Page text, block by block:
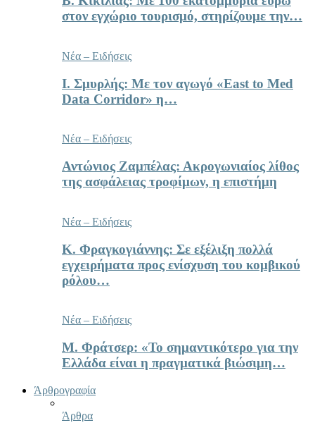
στον εγχώριο τουρισμό, στηρίζουμε την…
Νέα – Ειδήσεις
Ι. Σμυρλής: Με τον αγωγό «East to Med
Data Corridor» η…
Νέα – Ειδήσεις
Αντώνιος Ζαμπέλας: Ακρογωνιαίος λίθος
της ασφάλειας τροφίμων, η επιστήμη
Νέα – Ειδήσεις
Κ. Φραγκογιάννης: Σε εξέλιξη πολλά
εγχειρήματα προς ενίσχυση του κομβικού
ρόλου…
Νέα – Ειδήσεις
Μ. Φράτσερ: «Το σημαντικότερο για την
Ελλάδα είναι η πραγματικά βιώσιμη…
Άρθρογραφία
Άρθρα